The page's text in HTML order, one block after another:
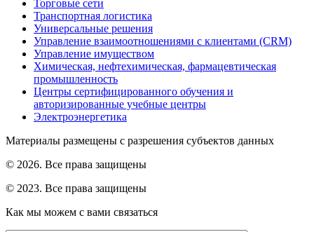
Торговые сети
Транспортная логистика
Универсальные решения
Управление взаимоотношениями с клиентами (CRM)
Управление имуществом
Химическая, нефтехимическая, фармацевтическая
промышленность
Центры сертифицированного обучения и
авторизированные учебные центры
Электроэнергетика
Материалы размещены с разрешения субъектов данных
© 2026. Все права защищены
© 2023. Все права защищены
Как мы можем с вами связаться